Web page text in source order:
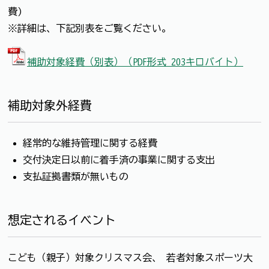
費)
※詳細は、下記別表をご覧ください。
補助対象経費（別表）（PDF形式 203キロバイト）
補助対象外経費
経常的な維持管理に関する経費
交付決定日以前に着手済の事業に関する支出
支払証拠書類が無いもの
想定されるイベント
こども（親子）対象クリスマス会、 若者対象スポーツ大